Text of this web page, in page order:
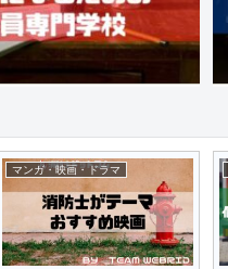
採用試験を知る